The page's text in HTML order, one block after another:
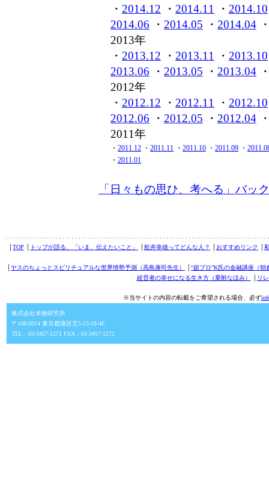
・ 2014.12 ・ 2014.11 ・ 2014.10
2014.06 ・ 2014.05 ・ 2014.04
2013年
・ 2013.12 ・ 2013.11 ・ 2013.10
2013.06 ・ 2013.05 ・ 2013.04
2012年
・ 2012.12 ・ 2012.11 ・ 2012.10
2012.06 ・ 2012.05 ・ 2012.04
2011年
・ 2011.12 ・ 2011.11 ・ 2011.10 ・ 2011.09 ・
・ 2011.01
「日々もの思ひ、考へる」バッ
TOP トップが語る、「いま、伝えたいこと」 舩井幸雄ってどんな人？ おすすめリンク
ヤスのちょっとスピリチュアルな世界情勢予測（高島康司先生）
“超プロ”K氏の金融講座（朝
経営者の幸せになる生き方（乗附なほみ）
リ
※当サイトの内容の転載をご希望される場合、必ず
株式会社本物研究所
〒108-0014 東京都港区芝5-13-18-4F
TEL：03-3457-1271 FAX：03-3457-1272